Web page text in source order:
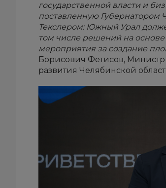
государственной власти и
поставленную Губернатором
Текслером: Южный Урал
том числе решений на основе
мероприятия за создание
Борисович Фетисов,
развития Челябинской